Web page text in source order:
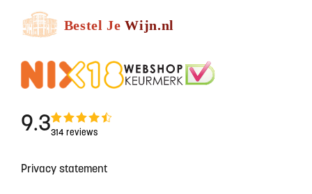
9.3314 reviews
Privacy statement